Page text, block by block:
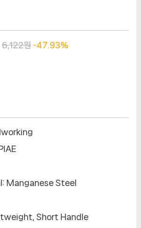
6,122원 -47.93%
Manganese Steel
Short Handle